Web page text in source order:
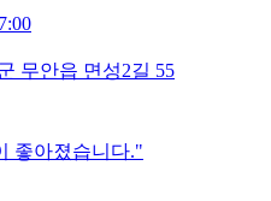
무안읍 면성2길 55
좋아졌습니다."